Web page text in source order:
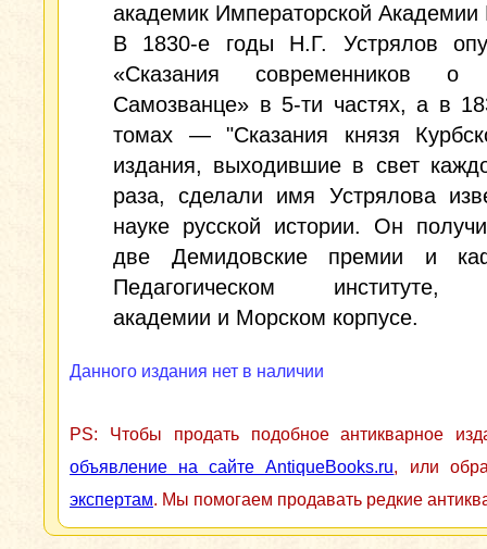
академик Императорской Академии
В 1830-е годы Н.Г. Устрялов
«Сказания современников о
Самозванце» в 5-ти частях, а в
томах — "Сказания князя
издания, выходившие в свет
раза, сделали имя Устрялова
науке русской истории. Он
две Демидовские премии и
Педагогическом институте,
академии и Морском корпусе.
Данного издания нет в наличии
PS: Чтобы продать подобное антикварное
объявление на сайте AntiqueBooks.ru, или
экспертам. Мы помогаем продавать редкие